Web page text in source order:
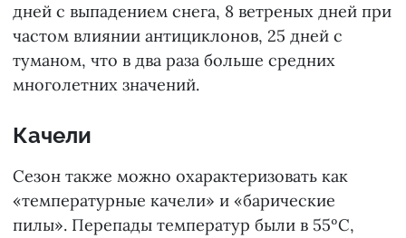
дней с выпадением снега, 8 ветреных дней при
частом влиянии антициклонов, 25 дней с
туманом, что в два раза больше средних
многолетних значений.
Качели
Сезон также можно охарактеризовать как
«температурные качели» и «барические
пилы». Перепады температур были в 55ºС,